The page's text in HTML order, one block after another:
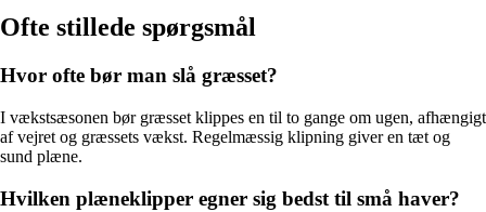
Ofte stillede spørgsmål
Hvor ofte bør man slå græsset?
I vækstsæsonen bør græsset klippes en til to gange om ugen, afhængigt
af vejret og græssets vækst. Regelmæssig klipning giver en tæt og
sund plæne.
Hvilken plæneklipper egner sig bedst til små haver?